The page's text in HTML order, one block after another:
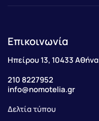
Επικοινωνία
Ηπείρου 13, 10433 Αθήνα
210 8227952
info@nomotelia.gr
Δελτία τύπου